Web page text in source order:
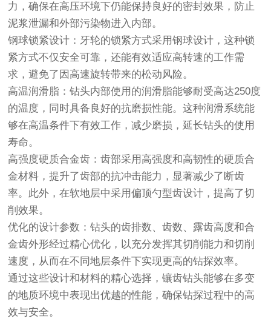
力，确保在高压环境下仍能保持良好的密封效果，防止
泥浆泄漏和外部污染物进入内部。
钢球锁紧设计：牙轮的锁紧方式采用钢球设计，这种锁
紧方式不仅安全可靠，还能有效适应高转速的工作需
求，避免了因高速旋转带来的松动风险。
高温润滑脂：钻头内部使用的润滑脂能够耐受高达250度
的温度，同时具备良好的抗磨损性能。这种润滑系统能
够在高温条件下有效工作，减少磨损，延长钻头的使用
寿命。
高强度硬质合金齿：齿部采用高强度和高韧性的硬质合
金材料，提升了齿部的抗冲击能力，显著减少了断齿
率。此外，在软地层中采用偏顶勺型齿设计，提高了切
削效果。
优化的设计参数：钻头的齿排数、齿数、露齿高度和合
金齿外形经过精心优化，以充分发挥其切削能力和切削
速度，从而在不同地层条件下实现更高的钻探效率。
通过这些设计和材料的精心选择，镶齿钻头能够在多变
的地质环境中表现出优越的性能，确保钻探过程中的高
效与安全。